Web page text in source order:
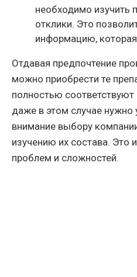
необходимо изучить
отклики. Это
информацию,
Отдавая предпочтение
можно приобрести те
полностью
даже в этом случае нужно
внимание выбору
изучению их состава. Это
проблем и сложностей.